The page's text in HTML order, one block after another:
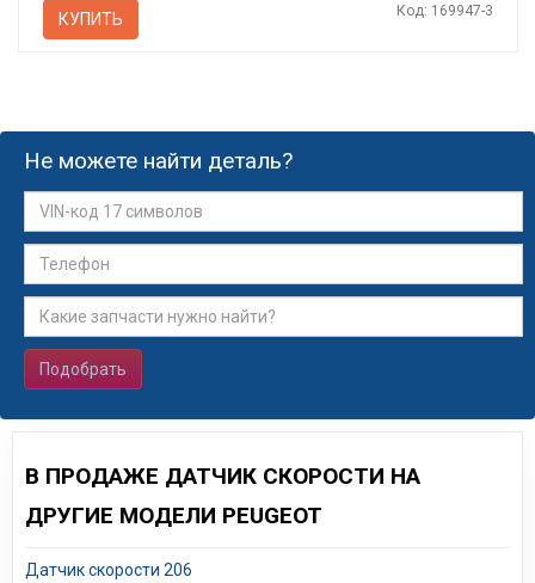
КУПИТЬ Код: 169947-3
Не можете найти деталь?
Подобрать
В ПРОДАЖЕ ДАТЧИК СКОРОСТИ НА
ДРУГИЕ МОДЕЛИ PEUGEOT
Датчик скорости 206